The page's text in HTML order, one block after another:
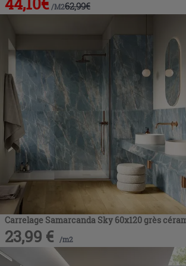
/M262,99€
Carrelage Samarcanda Sky 60x120 grès
23,99 € /m2